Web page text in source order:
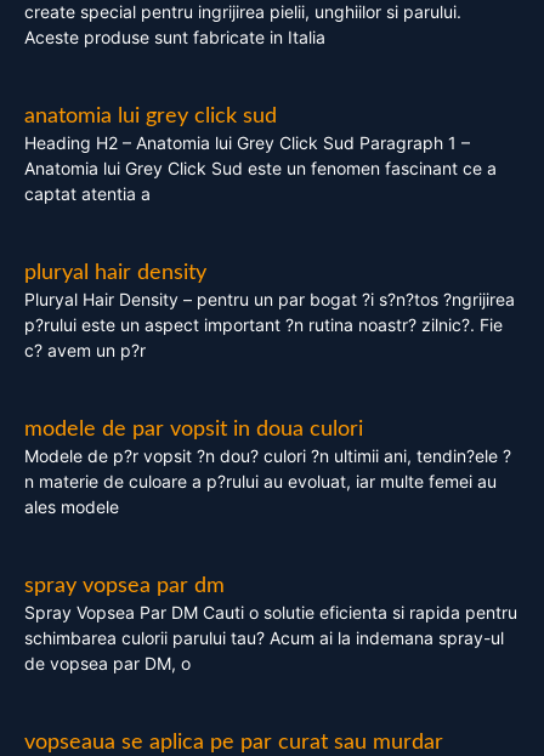
create special pentru ingrijirea pielii, unghiilor si parului.
Aceste produse sunt fabricate in Italia
anatomia lui grey click sud
Heading H2 – Anatomia lui Grey Click Sud Paragraph 1 –
Anatomia lui Grey Click Sud este un fenomen fascinant ce a
captat atentia a
pluryal hair density
Pluryal Hair Density – pentru un par bogat ?i s?n?tos ?ngrijirea
p?rului este un aspect important ?n rutina noastr? zilnic?. Fie
c? avem un p?r
modele de par vopsit in doua culori
Modele de p?r vopsit ?n dou? culori ?n ultimii ani, tendin?ele ?
n materie de culoare a p?rului au evoluat, iar multe femei au
ales modele
spray vopsea par dm
Spray Vopsea Par DM Cauti o solutie eficienta si rapida pentru
schimbarea culorii parului tau? Acum ai la indemana spray-ul
de vopsea par DM, o
vopseaua se aplica pe par curat sau murdar